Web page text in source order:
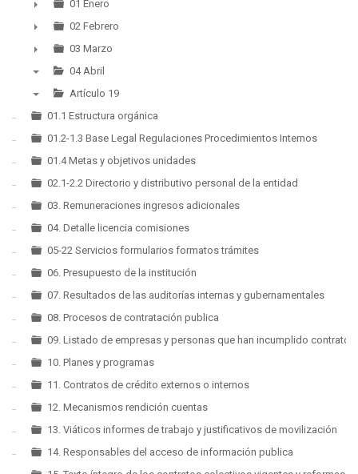
▼
►
01 Enero
►
02 Febrero
►
03 Marzo
▼
04 Abril
▼
Artículo 19
01.1 Estructura orgánica
01.2-1.3 Base Legal Regulaciones Procedimientos Internos
01.4 Metas y objetivos unidades
02.1-2.2 Directorio y distributivo personal de la entidad
03. Remuneraciones ingresos adicionales
04. Detalle licencia comisiones
05-22 Servicios formularios formatos trámites
06. Presupuesto de la institución
07. Resultados de las auditorías internas y gubernamentales
08. Procesos de contratación publica
09. Listado de empresas y personas que han incumplido contratos
10. Planes y programas
11. Contratos de crédito externos o internos
12. Mecanismos rendición cuentas
13. Viáticos informes de trabajo y justificativos de movilización
14. Responsables del acceso de información publica